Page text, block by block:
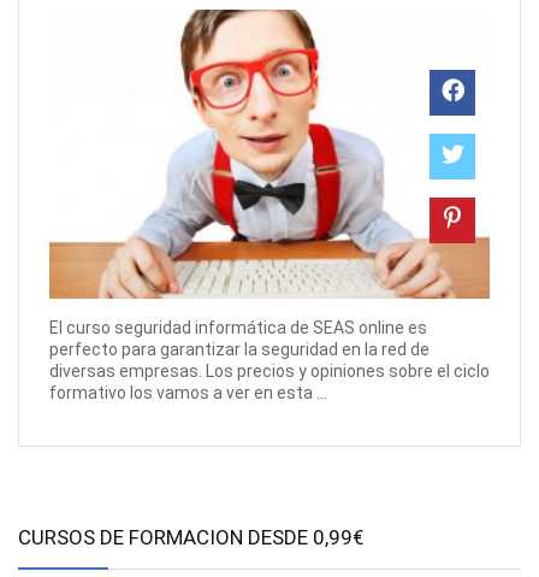
El curso seguridad informática de SEAS online es
perfecto para garantizar la seguridad en la red de
diversas empresas. Los precios y opiniones sobre el ciclo
formativo los vamos a ver en esta ...
CURSOS DE FORMACION DESDE 0,99€